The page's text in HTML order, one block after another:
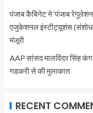
पंजाब कैबिनेट ने ‘पंजाब
एजुकेशनल इंस्टीट्यूशंस
मंजूरी
AAP सांसद मालविंदर सिंह कंग
गडकरी से की मुलाकात
RECENT